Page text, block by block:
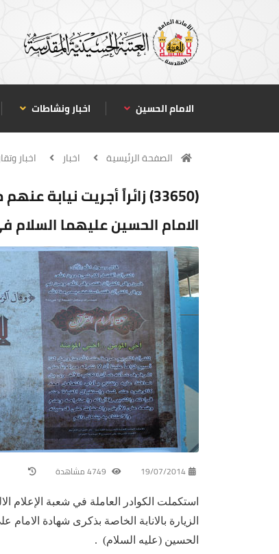
الامام الحسين اخبار ونشاطات
الصفحة الرئيسية اخبار اخبار
(33650) زائراً أجريت
الامام الحسين عليهما
19/07/2014
استكملت الكوادر العاملة في شعبة الإعلام
الزيارة بالانابة الخاصة بذكرى شهادة الامام
الحسين (عليه السلام) .